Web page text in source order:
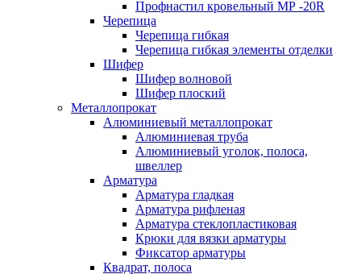
Профнастил кровельный МР -20R
Черепица
Черепица гибкая
Черепица гибкая элементы отделки
Шифер
Шифер волновой
Шифер плоский
Металлопрокат
Алюминиевый металлопрокат
Алюминиевая труба
Алюминиевый уголок, полоса,
швеллер
Арматура
Арматура гладкая
Арматура рифленая
Арматура стеклопластиковая
Крюки для вязки арматуры
Фиксатор арматуры
Квадрат, полоса